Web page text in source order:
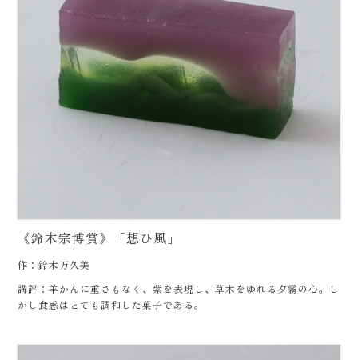
《鈴木宗博賞》「想ひ風」
作：鈴木万久美
講評：羊かんに重さもなく、紫を表現し、草木をゆれる夕霧の心。し
かし食感はとても調和した菓子である。